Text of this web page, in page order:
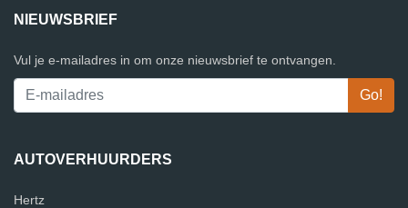
NIEUWSBRIEF
Vul je e-mailadres in om onze nieuwsbrief te ontvangen.
AUTOVERHUURDERS
Hertz